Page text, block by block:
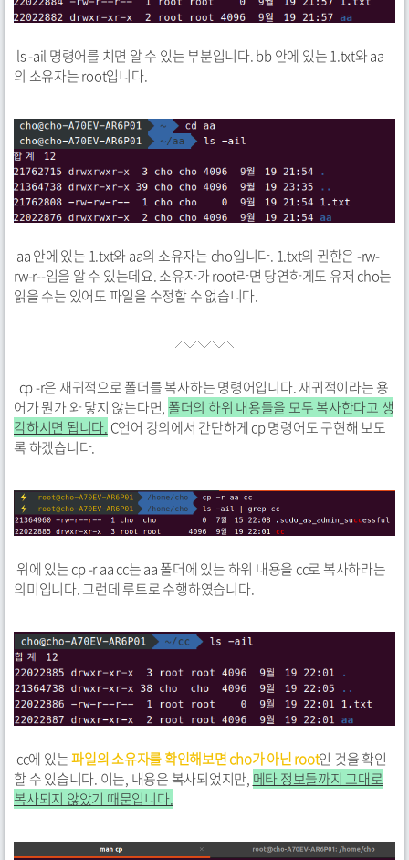
ls -ail 명령어를 치면 알 수 있는 부분입니다. bb 안에 있는 1.txt와 aa
의 소유자는 root입니다.
aa 안에 있는 1.txt와 aa의 소유자는 cho입니다. 1.txt의 권한은 -rw-
rw-r--임을 알 수 있는데요. 소유자가 root라면 당연하게도 유저 cho는
읽을 수는 있어도 파일을 수정할 수 없습니다.
cp -r은 재귀적으로 폴더를 복사하는 명령어입니다. 재귀적이라는 용
어가 뭔가 와 닿지 않는다면, 폴더의 하위 내용들을 모두 복사한다고 생
각하시면 됩니다. C언어 강의에서 간단하게 cp 명령어도 구현해 보도
록 하겠습니다.
위에 있는 cp -r aa cc는 aa 폴더에 있는 하위 내용을 cc로 복사하라는
의미입니다. 그런데 루트로 수행하였습니다.
cc에 있는파일의 소유자를 확인해보면 cho가 아닌 root인 것을 확인
할 수 있습니다. 이는, 내용은 복사되었지만, 메타 정보들까지 그대로
복사되지 않았기 때문입니다.